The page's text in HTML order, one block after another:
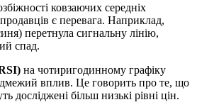
ковзаючих середніх
є перевага. Наприклад,
перетнула сигнальну лінію,
спад.
на чотиригодинному графіку
вплив. Це говорить про те, що
досліджені більш низькі рівні цін.